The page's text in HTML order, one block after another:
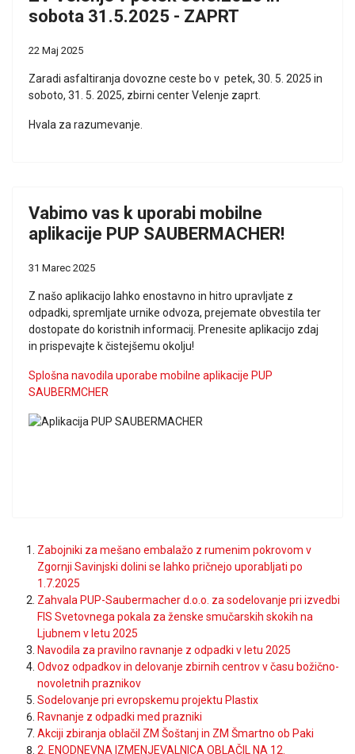
sobota 31.5.2025 - ZAPRT
22 Maj 2025
Zaradi asfaltiranja dovozne ceste bo v petek, 30. 5. 2025 in
soboto, 31. 5. 2025, zbirni center Velenje zaprt.
Hvala za razumevanje.
Vabimo vas k uporabi mobilne
aplikacije PUP SAUBERMACHER!
31 Marec 2025
Z našo aplikacijo lahko enostavno in hitro upravljate z
odpadki, spremljate urnike odvoza, prejemate obvestila ter
dostopate do koristnih informacij. Prenesite aplikacijo zdaj
in prispevajte k čistejšemu okolju!
Splošna navodila uporabe mobilne aplikacije PUP
SAUBERMCHER
Zabojniki za mešano embalažo z rumenim pokrovom v
Zgornji Savinjski dolini se lahko pričnejo uporabljati po
1.7.2025
Zahvala PUP-Saubermacher d.o.o. za sodelovanje pri izvedbi
FIS Svetovnega pokala za ženske smučarskih skokih na
Ljubnem v letu 2025
Navodila za pravilno ravnanje z odpadki v letu 2025
Odvoz odpadkov in delovanje zbirnih centrov v času božično-
novoletnih praznikov
Sodelovanje pri evropskemu projektu Plastix
Ravnanje z odpadki med prazniki
Akciji zbiranja oblačil ZM Šoštanj in ZM Šmartno ob Paki
2. ENODNEVNA IZMENJEVALNICA OBLAČIL NA 12.